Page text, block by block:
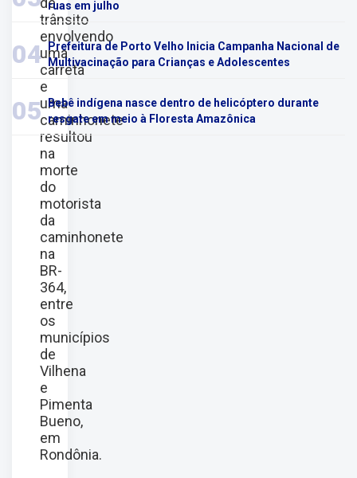
trânsito
envolvendo
uma
carreta
e
uma
caminhonete
resultou
na
morte
do
motorista
da
caminhonete
na
BR-
364,
entre
os
municípios
de
Vilhena
e
Pimenta
Bueno,
em
Rondônia.
ruas em julho
04
Prefeitura de Porto Velho Inicia Campanha Nacional de
Multivacinação para Crianças e Adolescentes
05
Bebê indígena nasce dentro de helicóptero durante
resgate em meio à Floresta Amazônica